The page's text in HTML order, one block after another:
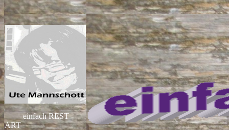
einfach REST -
ART